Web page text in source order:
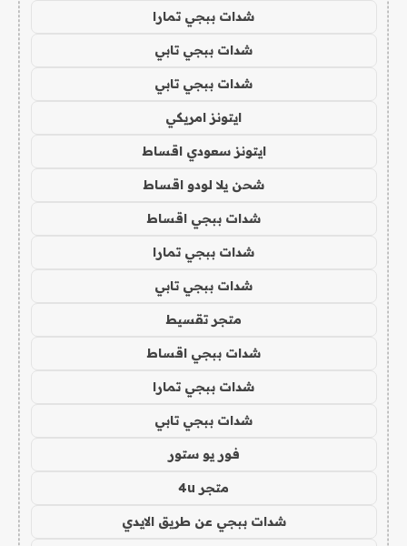
شدات ببجي تمارا
شدات ببجي تابي
شدات ببجي تابي
ايتونز امريكي
ايتونز سعودي اقساط
شحن يلا لودو اقساط
شدات ببجي اقساط
شدات ببجي تمارا
شدات ببجي تابي
متجر تقسيط
شدات ببجي اقساط
شدات ببجي تمارا
شدات ببجي تابي
فور يو ستور
متجر 4u
شدات ببجي عن طريق الايدي